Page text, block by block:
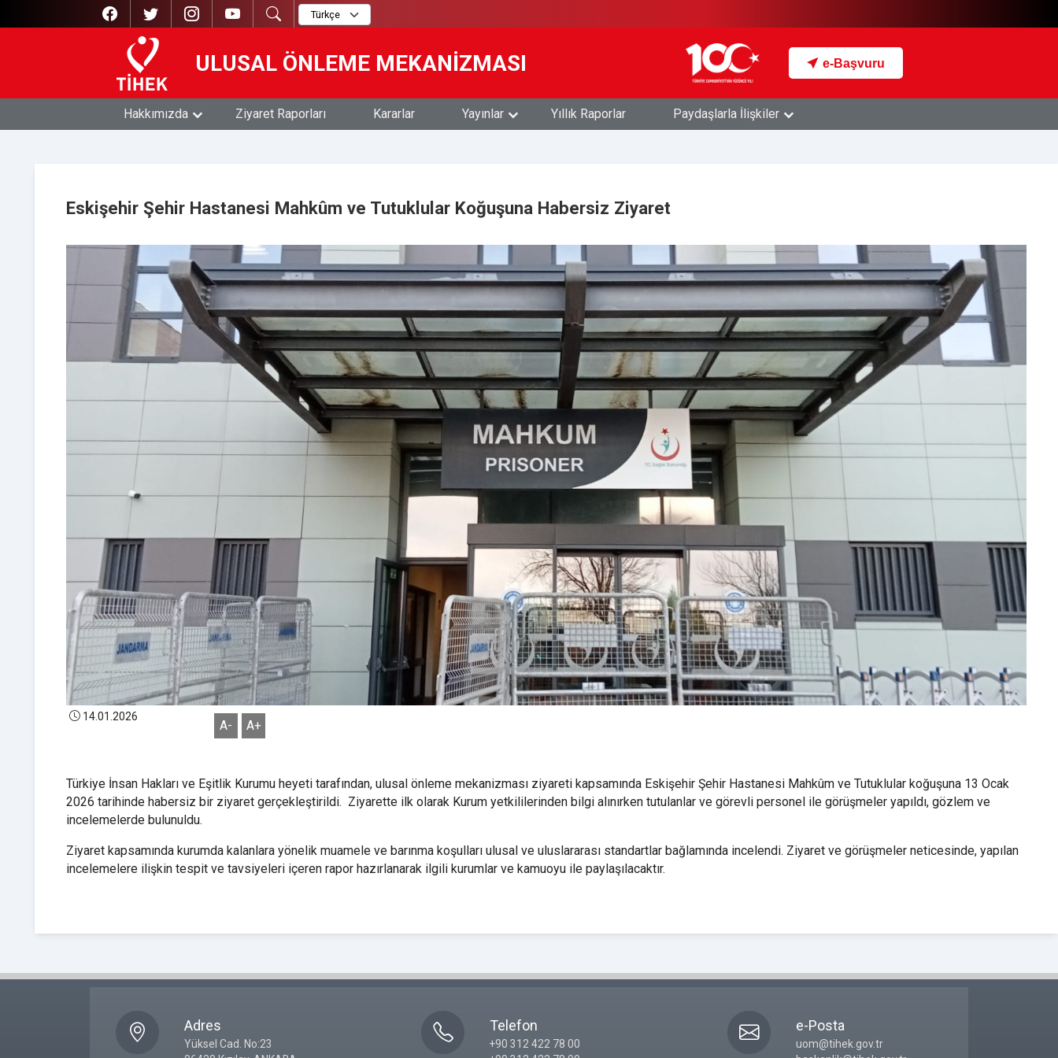
ULUSAL ÖNLEME MEKANİZMASI e-Başvuru
Hakkımızda Ziyaret Raporları Kararlar Yayınlar Yıllık Raporlar Paydaşlarla İlişkiler
Eskişehir Şehir Hastanesi Mahkûm ve Tutuklular Koğuşuna Habersiz Ziyaret
14.01.2026
A- A+
Türkiye İnsan Hakları ve Eşitlik Kurumu heyeti tarafından, ulusal önleme mekanizması ziyareti kapsamında Eskişehir Şehir Hastanesi Mahkûm ve Tutuklular koğuşuna 13 Ocak
2026 tarihinde habersiz bir ziyaret gerçekleştirildi. Ziyarette ilk olarak Kurum yetkililerinden bilgi alınırken tutulanlar ve görevli personel ile görüşmeler yapıldı, gözlem ve
incelemelerde bulunuldu.
Ziyaret kapsamında kurumda kalanlara yönelik muamele ve barınma koşulları ulusal ve uluslararası standartlar bağlamında incelendi. Ziyaret ve görüşmeler neticesinde, yapılan
incelemelere ilişkin tespit ve tavsiyeleri içeren rapor hazırlanarak ilgili kurumlar ve kamuoyu ile paylaşılacaktır.
Adres
Yüksel Cad. No:23
Telefon
+90 312 422 78 00
e-Posta
uom@tihek.gov.tr